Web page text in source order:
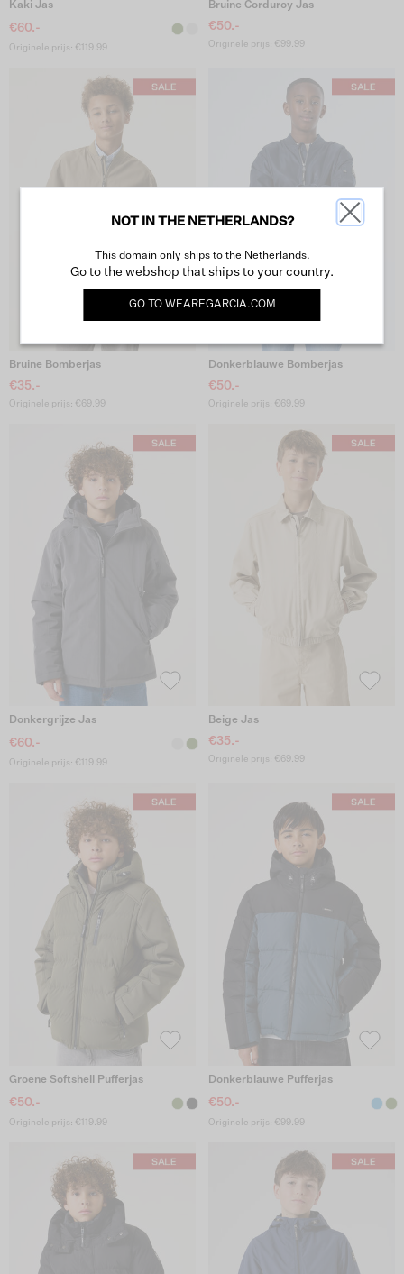
Kaki Jas
€60.-
Originele prijs: €119.99
Bruine Corduroy Jas
€50.-
Originele prijs: €99.99
Bruine Bomberjas
€35.-
Originele prijs: €69.99
Donkerblauwe Bomberjas
€50.-
Originele prijs: €69.99
Donkergrijze Jas
€60.-
Originele prijs: €119.99
Beige Jas
€35.-
Originele prijs: €69.99
Groene Softshell Pufferjas
€50.-
Originele prijs: €119.99
Donkerblauwe Pufferjas
€50.-
Originele prijs: €99.99
NOT IN THE NETHERLANDS?
This domain only ships to the Netherlands.
Go to the webshop that ships to your country.
GO TO WEAREGARCIA.COM